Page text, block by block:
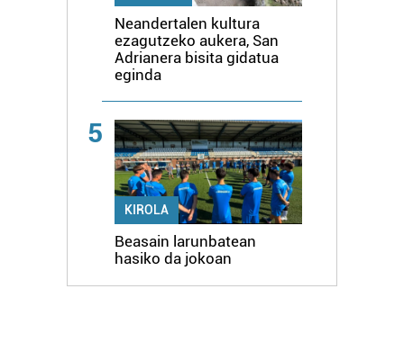
Neandertalen kultura
ezagutzeko aukera, San
Adrianera bisita gidatua
eginda
5
KIROLA
Beasain larunbatean
hasiko da jokoan